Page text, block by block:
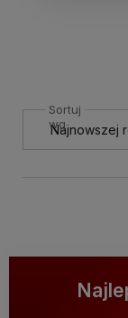
Sortuj
wg